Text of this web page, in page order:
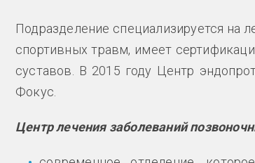
Подразделение специализируется на
спортивных травм, имеет
суставов. В 2015 году Центр
Фокус.
Центр лечения заболеваний